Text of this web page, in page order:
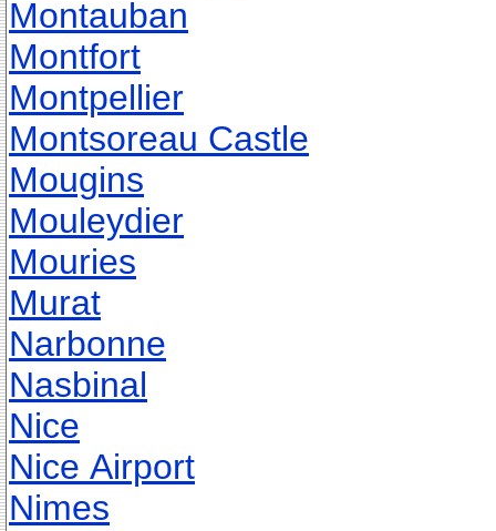
Montauban
Montfort
Montpellier
Montsoreau Castle
Mougins
Mouleydier
Mouries
Murat
Narbonne
Nasbinal
Nice
Nice Airport
Nimes